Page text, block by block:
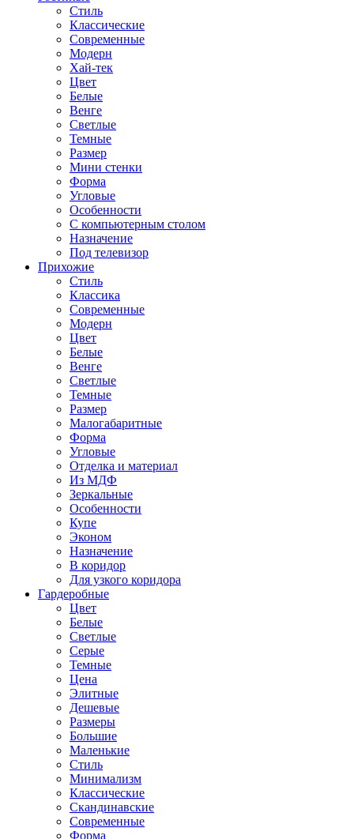
Стиль
Классические
Современные
Модерн
Хай-тек
Цвет
Белые
Венге
Светлые
Темные
Размер
Мини стенки
Форма
Угловые
Особенности
С компьютерным столом
Назначение
Под телевизор
Прихожие
Стиль
Классика
Современные
Модерн
Цвет
Белые
Венге
Светлые
Темные
Размер
Малогабаритные
Форма
Угловые
Отделка и материал
Из МДФ
Зеркальные
Особенности
Купе
Эконом
Назначение
В коридор
Для узкого коридора
Гардеробные
Цвет
Белые
Светлые
Серые
Темные
Цена
Элитные
Дешевые
Размеры
Большие
Маленькие
Стиль
Минимализм
Классические
Скандинавские
Современные
Форма